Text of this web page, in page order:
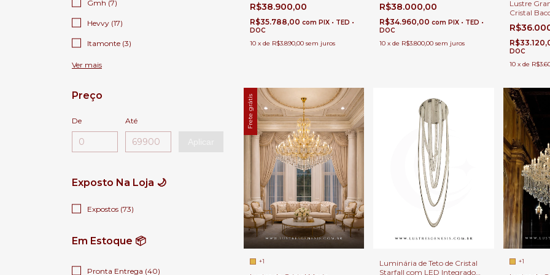
Gmh (7)
Hevvy (17)
Itamonte (3)
Ver mais
Preço
De Até
Exposto Na Loja 🌙
Expostos (73)
Em Estoque 📦
Pronta Entrega (40)
R$38.900,00
R$35.788,00 com PIX • TED •
DOC
10 x de R$3.890,00 sem juros
R$38.000,00
R$34.960,00com PIX • TED •
DOC
10 xde R$3.800,00 sem juros
Lustre
Cristal
Detalhes
com Pé
de Hotéis e
DOC
10 x de
Frete grátis
+1
Luminária de Teto de Cristal
Starfall com LED Integrado
+1